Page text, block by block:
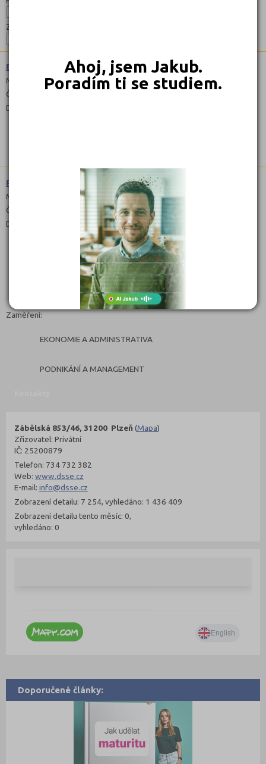
Ahoj, jsem Jakub.
Poradím ti se studiem.
Zaměření:
Ekonomika a podnikání (6341M01)
Maturitní
Čeština
Dálkové
Podnikání (6441L51)
Maturitní
Čeština
Dálkové
Zaměření:
EKONOMIE A ADMINISTRATIVA
PODNIKÁNÍ A MANAGEMENT
Zábělská 853/46, 31200 Plzeň (Mapa)
Zřizovatel: Privátní
IČ: 25200879
Telefon: 734 732 382
Web: www.dsse.cz
E-mail: info@dsse.cz
Zobrazení detailu: 7 254, vyhledáno: 1 436 409
Zobrazení detailu tento měsíc: 0,
vyhledáno: 0
Doporučené články: